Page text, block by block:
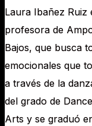
Laura Ibañez
profesora de
Bajos, que busca
emocionales que
a través de la
del grado de
Arts y se graduó